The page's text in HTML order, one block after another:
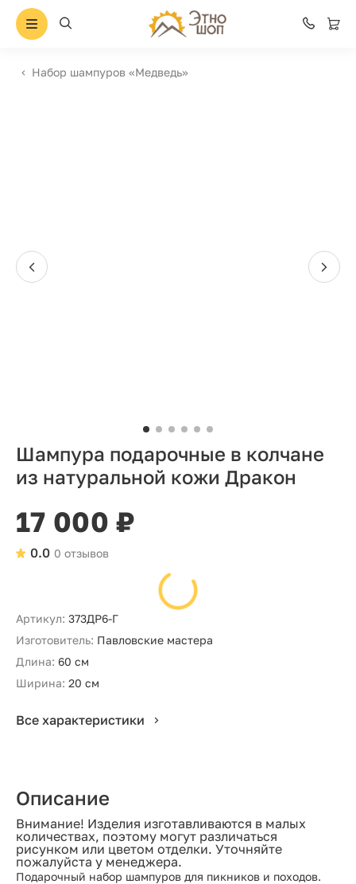
Набор шампуров «Медведь»
Шампура подарочные в колчане
из натуральной кожи Дракон
17 000 ₽
0 отзывов
0.0
Артикул: 373ДР6-Г
Изготовитель: Павловские мастера
Длина: 60 см
Ширина: 20 см
Все характеристики
Описание
Внимание! Изделия изготавливаются в малых
количествах, поэтому могут различаться
рисунком или цветом отделки. Уточняйте
пожалуйста у менеджера.
Подарочный набор шампуров для пикников и походов.